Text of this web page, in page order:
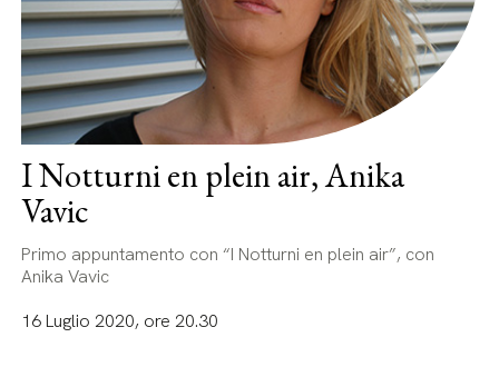
I Notturni en plein air, Anika
Vavic
Primo appuntamento con “I Notturni en plein air”, con
Anika Vavic
16 Luglio 2020, ore 20.30